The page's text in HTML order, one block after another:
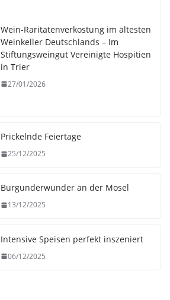
Wein-Raritätenverkostung im ältesten
Weinkeller Deutschlands – Im
Stiftungsweingut Vereinigte Hospitien
in Trier
27/01/2026
Prickelnde Feiertage
25/12/2025
Burgunderwunder an der Mosel
13/12/2025
Intensive Speisen perfekt inszeniert
06/12/2025